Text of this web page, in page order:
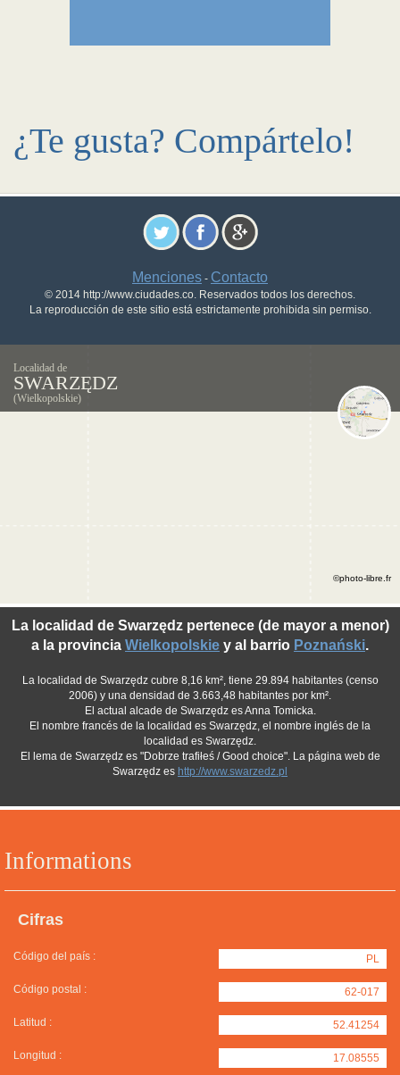
¿Te gusta? Compártelo!
Menciones - Contacto
© 2014 http://www.ciudades.co. Reservados todos los derechos.
La reproducción de este sitio está estrictamente prohibida sin permiso.
Localidad de
SWARZĘDZ
(Wielkopolskie)
Informations
Cifras
Código del país : PL
Código postal : 62-017
Latitud : 52.41254
Longitud : 17.08555
La localidad de Swarzędz pertenece (de mayor a menor)
a la provincia Wielkopolskie y al barrio Poznański.
La localidad de Swarzędz cubre 8,16 km², tiene 29.894 habitantes (censo
2006) y una densidad de 3.663,48 habitantes por km².
El actual alcade de Swarzędz es Anna Tomicka.
El nombre francés de la localidad es Swarzędz, el nombre inglés de la
localidad es Swarzędz.
El lema de Swarzędz es "Dobrze trafiłeś / Good choice". La página web de
Swarzędz es http://www.swarzedz.pl
©photo-libre.fr